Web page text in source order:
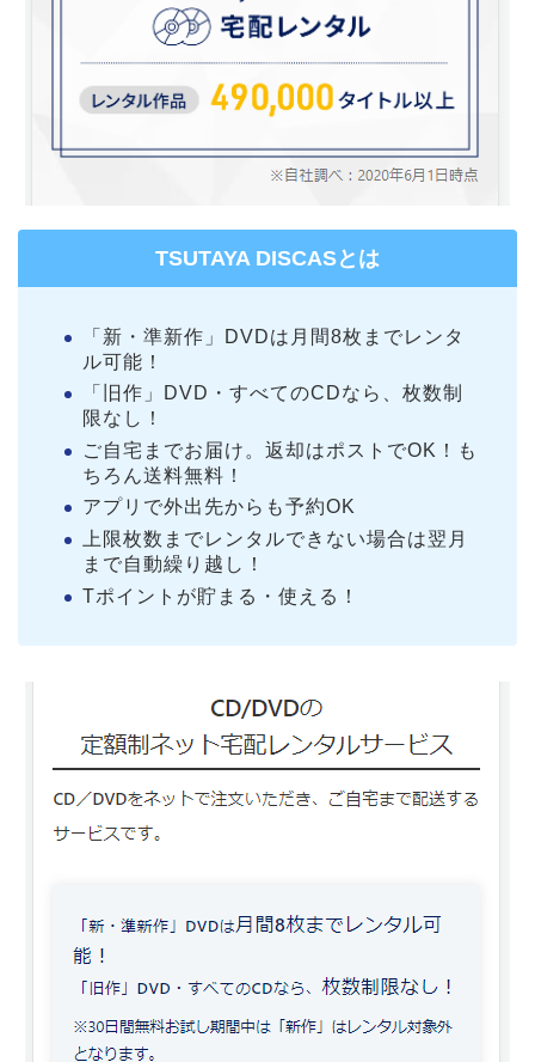
TSUTAYA DISCASとは
「新・準新作」DVDは月間8枚までレンタ
ル可能！
「旧作」DVD・すべてのCDなら、枚数制
限なし！
ご自宅までお届け。返却はポストでOK！も
ちろん送料無料！
アプリで外出先からも予約OK
上限枚数までレンタルできない場合は翌月
まで自動繰り越し！
Tポイントが貯まる・使える！